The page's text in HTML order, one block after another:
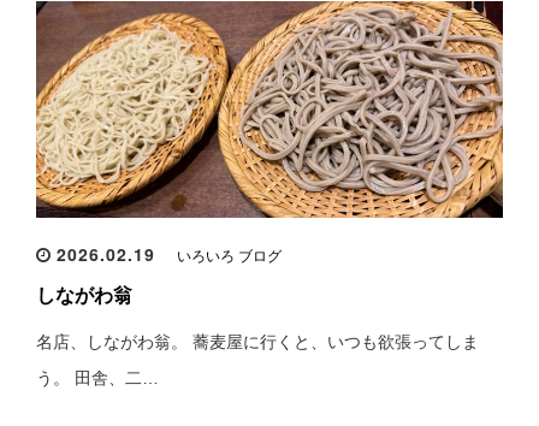
2026.02.19 いろいろ ブログ
しながわ翁
名店、しながわ翁。 蕎麦屋に行くと、いつも欲張ってしま
う。 田舎、二…